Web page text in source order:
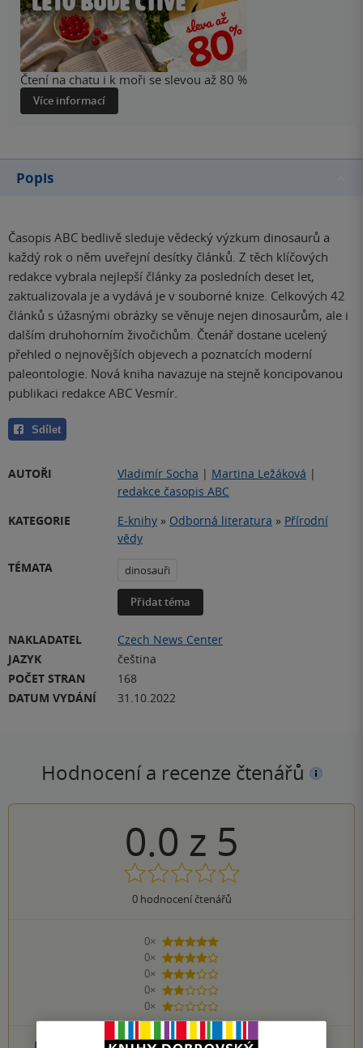
Čtení na chatu i k moři se slevou až 80 %
Více informací
Popis
Časopis ABC bedlivě sleduje vědecký výzkum dinosaurů a
každý rok o něm uveřejní desítky článků. Z těch klíčových
redakce vybrala nejlepší články za posledních deset let,
zaktualizovala je a vydává je v souborné knize. Celkových 42
článků s úžasnými obrázky se věnuje nejen dinosaurům, ale i
dalším druhohorním živočichům. Čtenář dostane ucelený
přehled o nejnovějších objevech a poznatcích moderní
paleontologie. Nová kniha navazuje na stejně koncipovanou
publikaci redakce ABC Vesmír.
Sdílet
AUTOŘI Vladimír Socha | Martina Ležáková |
redakce časopis ABC
KATEGORIE
E-knihy » Odborná literatura » Přírodní
vědy
TÉMATA
dinosauři
Přidat téma
NAKLADATEL
Czech News Center
JAZYK
čeština
POČET STRAN
168
DATUM VYDÁNÍ
31.10.2022
Hodnocení a recenze čtenářů
0.0 z 5
0hodnocení čtenářů
0×
5 hvězdiček
0×
4 hvězdičky
0×
3 hvězdičky
0×
2 hvězdičky
0×
1 hvezdička